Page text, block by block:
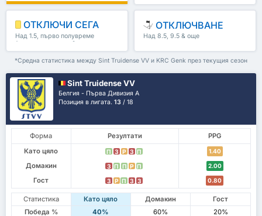
ОТКЛЮЧИ СЕГА
Над 1.5, първо полувреме
/второ полувреме & още
ОТКЛЮЧВАНЕ
Над 8.5, 9.5 & още
*Средна статистика между Sint Truidense VV и KRC Genk през текущия сезон
Sint Truidense VV
Белгия - Първа Дивизия А
Позиция в лигата.13 / 18
Форма Резултати
PPG
Като цяло
П З P З П 1.40
Домакин З П П P П 2.00
Гост З P П З З 0.80
Статистика Като цяло Домакин
Гост
Победа %
40% 60%
20%